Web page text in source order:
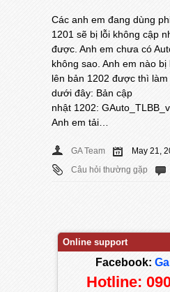
Các anh em đang dùng
1201 sẽ bị lỗi không cập
được. Anh em chưa có
không sao. Anh em nào
lên bản 1202 được thì
dưới đây: Bản cập
nhật 1202:
Anh em tải…
GA Team
May 21,
Câu hỏi thường gặp
Online support
Facebook:
Hotline: